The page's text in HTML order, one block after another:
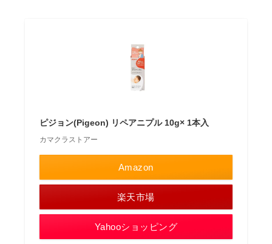
ピジョン(Pigeon) リペアニプル 10g× 1本入
カマクラストアー
Amazon
楽天市場
Yahooショッピング